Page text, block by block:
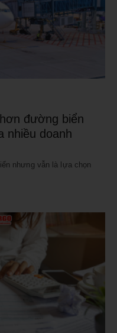
đường biển
nhiều doanh
nhưng vẫn là lựa chọn